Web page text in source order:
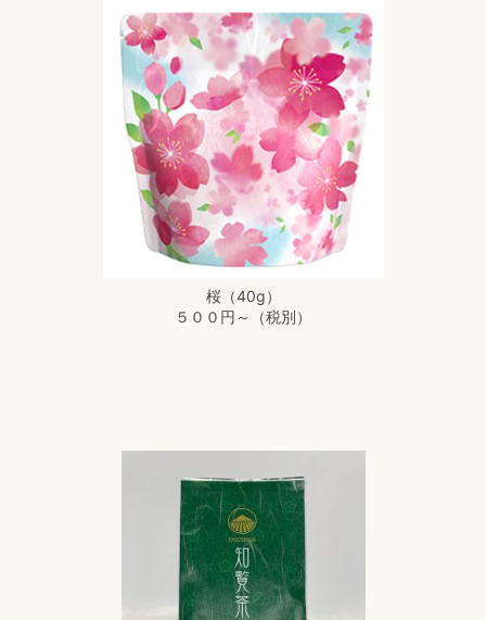
桜（40g）
５００円～（税別）